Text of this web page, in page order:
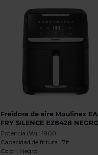
Freidora de aire Moulinex
FRY SILENCE EZ8428
Potencia (W) : 1800
Capacidad de fritura : 7lt
Color : Negro